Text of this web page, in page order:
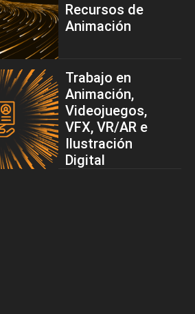
Recursos de
Animación
Trabajo en
Animación,
Videojuegos,
VFX, VR/AR e
Ilustración
Digital